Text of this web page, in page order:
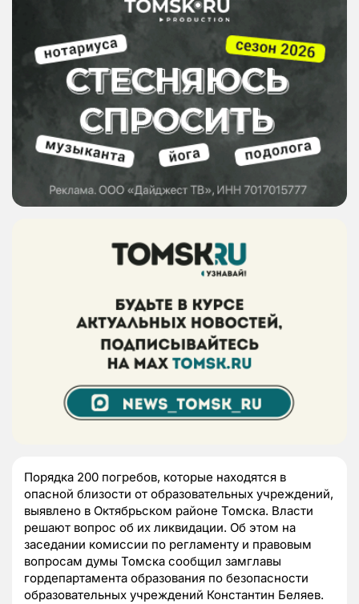
Порядка 200 погребов, которые находятся в
опасной близости от образовательных учреждений,
выявлено в Октябрьском районе Томска. Власти
решают вопрос об их ликвидации. Об этом на
заседании комиссии по регламенту и правовым
вопросам думы Томска сообщил замглавы
гордепартамента образования по безопасности
образовательных учреждений Константин Беляев.